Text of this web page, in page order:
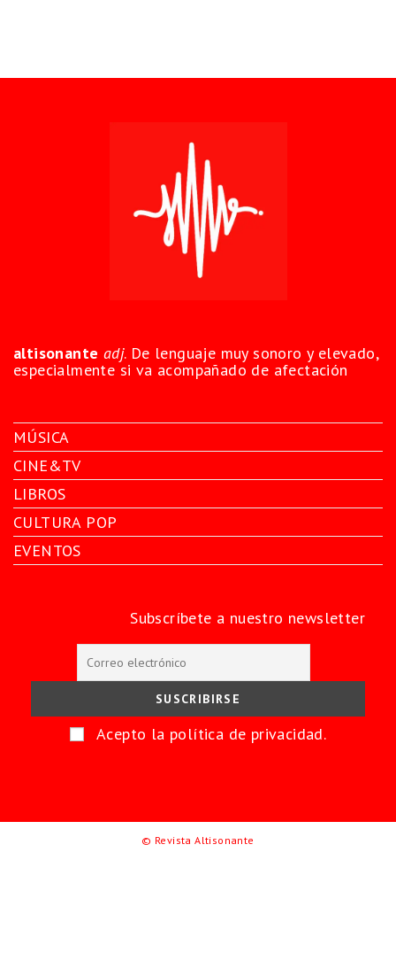
altisonante adj. De lenguaje muy sonoro y elevado,
especialmente si va acompañado de afectación
MÚSICA
CINE&TV
LIBROS
CULTURA POP
EVENTOS
Subscríbete a nuestro newsletter
Acepto la política de privacidad.
© Revista Altisonante